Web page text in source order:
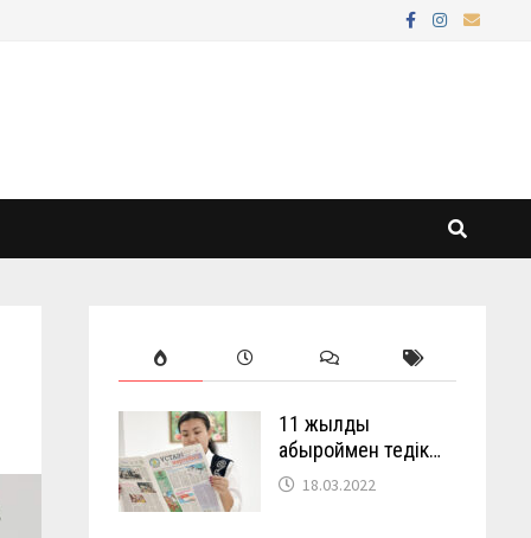
11 жылды
абыроймен өтедік…
18.03.2022